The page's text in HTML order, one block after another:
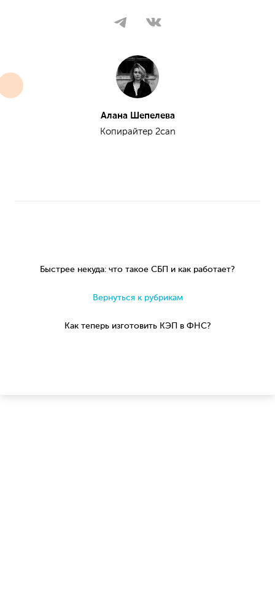
Алана Шепелева
Копирайтер 2can
Быстрее некуда: что такое СБП и как работает?
Вернуться к рубрикам
Как теперь изготовить КЭП в ФНС?